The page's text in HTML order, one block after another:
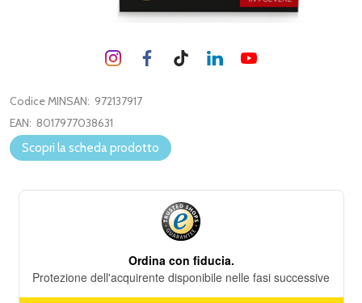
Codice MINSAN: 972137917
EAN: 8017977038631
Scopri la scheda prodotto